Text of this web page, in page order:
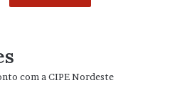
com a CIPE Nordeste